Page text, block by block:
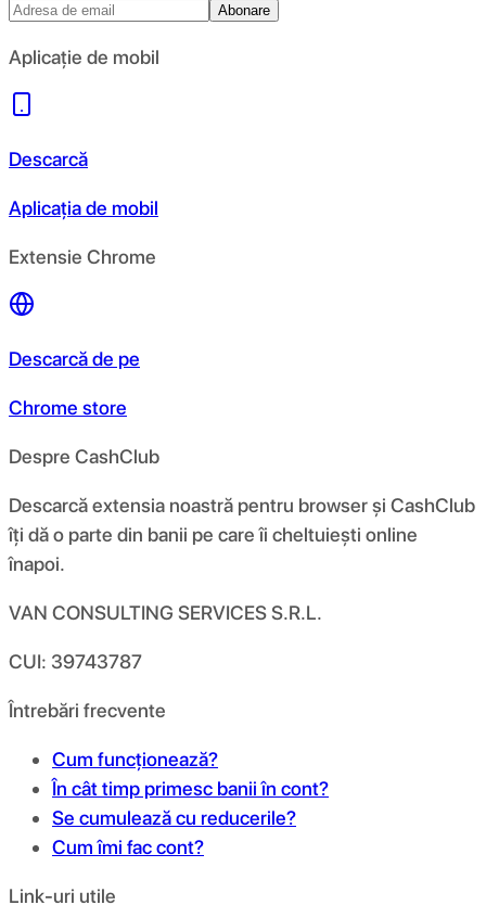
Abonare
Aplicație de mobil
Descarcă
Aplicația de mobil
Extensie Chrome
Descarcă de pe
Chrome store
Despre CashClub
Descarcă extensia noastră pentru browser și CashClub
îți dă o parte din banii pe care îi cheltuiești online
înapoi.
VAN CONSULTING SERVICES S.R.L.
CUI: 39743787
Întrebări frecvente
Cum funcționează?
În cât timp primesc banii în cont?
Se cumulează cu reducerile?
Cum îmi fac cont?
Link-uri utile